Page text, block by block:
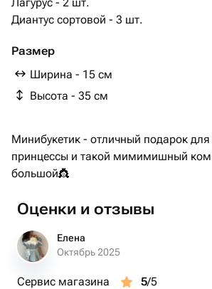
Диантус сортовой - 3 шт.
Размер
Ширина - 15 см
Высота - 35 см
Минибукетик - отличный подарок
принцессы и такой мимимишный
большой👸
Оценки и отзывы
Елена
Октябрь 2025
Сервис магазина 5/5